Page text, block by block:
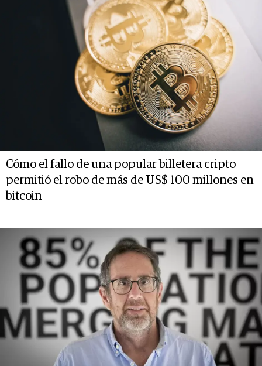
Cómo el fallo de una popular billetera cripto
permitió el robo de más de US$ 100 millones en
bitcoin